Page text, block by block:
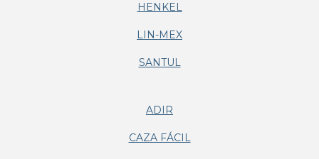
HENKEL
LIN-MEX
SANTUL
ADIR
CAZA FÁCIL